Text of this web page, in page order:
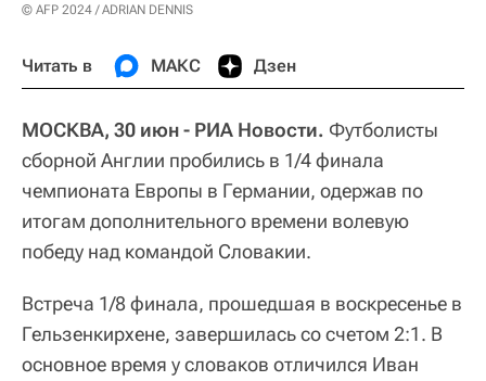
© AFP 2024 / ADRIAN DENNIS
Читать в МАКС Дзен
МОСКВА, 30 июн - РИА Новости. Футболисты
сборной Англии пробились в 1/4 финала
чемпионата Европы в Германии, одержав по
итогам дополнительного времени волевую
победу над командой Словакии.
Встреча 1/8 финала, прошедшая в воскресенье в
Гельзенкирхене, завершилась со счетом 2:1. В
основное время у словаков отличился Иван